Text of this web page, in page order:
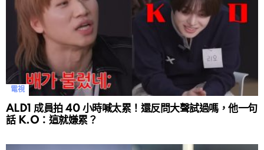
電視
ALD1 成員拍 40 小時喊太累！還反問大聲試過嗎，他一句
話 K.O：這就嫌累？